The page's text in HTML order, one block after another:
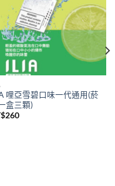
哩亞雪碧口味一代通用(菸
盒三顆)
260